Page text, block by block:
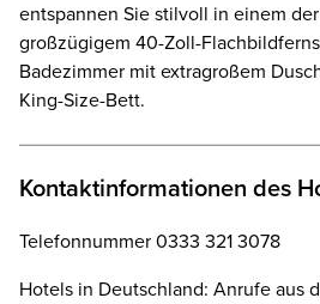
entspannen Sie stilvoll in einem
großzügigem 40-Zoll-
Badezimmer mit extragroßem
King-Size-Bett.
Kontaktinformationen des
Telefonnummer 0333 321 3078
Hotels in Deutschland: Anrufe aus